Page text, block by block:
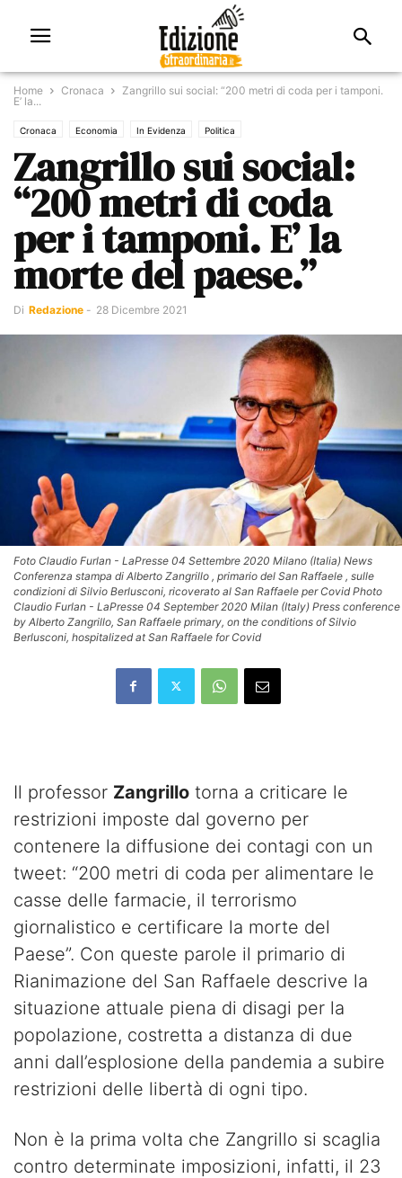
Home Cronaca
Zangrillo sui social: “200 metri di coda per i tamponi.
E’ la...
Cronaca Economia In Evidenza Politica
Zangrillo sui social:
“200 metri di coda
per i tamponi. E’ la
morte del paese.”
Di Redazione - 28 Dicembre 2021
Foto Claudio Furlan - LaPresse 04 Settembre 2020 Milano (Italia) News
Conferenza stampa di Alberto Zangrillo , primario del San Raffaele , sulle
condizioni di Silvio Berlusconi, ricoverato al San Raffaele per Covid Photo
Claudio Furlan - LaPresse 04 September 2020 Milan (Italy) Press conference
by Alberto Zangrillo, San Raffaele primary, on the conditions of Silvio
Berlusconi, hospitalized at San Raffaele for Covid
Il professor Zangrillo torna a criticare le
restrizioni imposte dal governo per
contenere la diffusione dei contagi con un
tweet: “200 metri di coda per alimentare le
casse delle farmacie, il terrorismo
giornalistico e certificare la morte del
Paese”. Con queste parole il primario di
Rianimazione del San Raffaele descrive la
situazione attuale piena di disagi per la
popolazione, costretta a distanza di due
anni dall’esplosione della pandemia a subire
restrizioni delle libertà di ogni tipo.
Non è la prima volta che Zangrillo si scaglia
contro determinate imposizioni, infatti, il 23